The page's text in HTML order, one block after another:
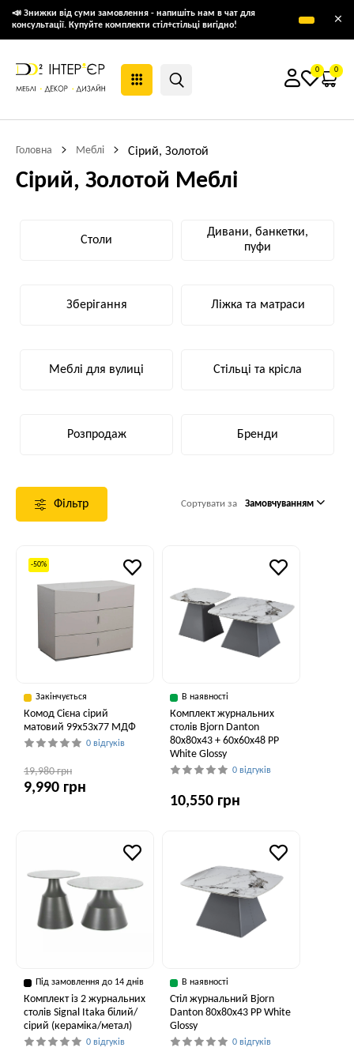
📣 Знижки від суми замовлення - напишіть нам в чат для
консультації. Купуйте комплекти стіл+стільці вигідно!
×
0 0
Головна Меблі Сірий, Золотой
Сірий, Золотой Меблі
Столи
Дивани, банкетки,
пуфи
Зберігання Ліжка та матраси
Меблі для вулиці Стільці та крісла
Розпродаж Бренди
Фільтр Сортувати за Замовчуванням
-50%
Закінчується
Комод Сієна сірий
матовий 99x53x77 МДФ
0 відгуків
19,980 грн
9,990 грн
В наявності
Комплект журнальних
столів Bjorn Danton
80х80х43 + 60х60х48 PP
White Glossy
0 відгуків
10,550 грн
Під замовлення до 14 днів
Комплект із 2 журнальних
столів Signal Itaka білий/
сірий (кераміка/метал)
0 відгуків
В наявності
Стіл журнальний Bjorn
Danton 80х80х43 PP White
Glossy
0 відгуків